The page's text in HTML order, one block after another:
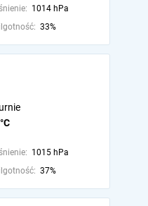
1014 hPa
33%
1015 hPa
37%